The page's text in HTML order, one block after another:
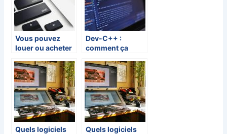
Vous pouvez
louer ou acheter
Dev-C++ :
comment ça
trouver ?
Quels logiciels
Quels logiciels